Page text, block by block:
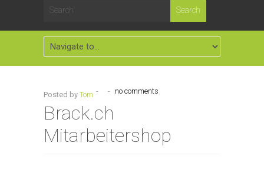
Posted by Tom - - no comments
Brack.ch
Mitarbeitershop